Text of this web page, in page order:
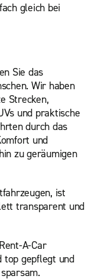
gleich bei
Sie das
Wir haben
Strecken,
und praktische
durch das
und
zu geräumigen
ist
transparent und
A-Car
top gepflegt und